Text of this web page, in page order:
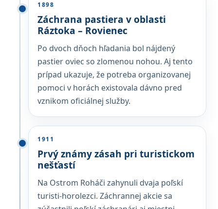
1898
Záchrana pastiera v oblasti
Ráztoka – Rovienec
Po dvoch dňoch hľadania bol nájdený
pastier oviec so zlomenou nohou. Aj tento
prípad ukazuje, že potreba organizovanej
pomoci v horách existovala dávno pred
vznikom oficiálnej služby.
1911
Prvý známy zásah pri turistickom
nešťastí
Na Ostrom Roháči zahynuli dvaja poľskí
turisti-horolezci. Záchrannej akcie sa